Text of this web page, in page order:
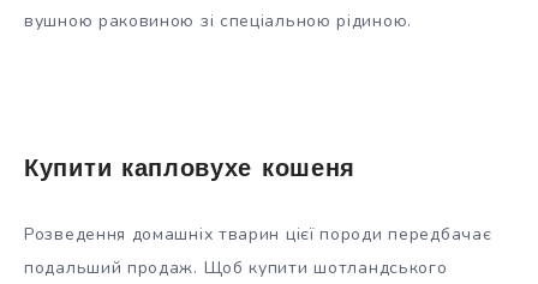
вушною раковиною зі спеціальною рідиною.
Купити капловухе кошеня
Розведення домашніх тварин цієї породи передбачає
подальший продаж. Щоб купити шотландського